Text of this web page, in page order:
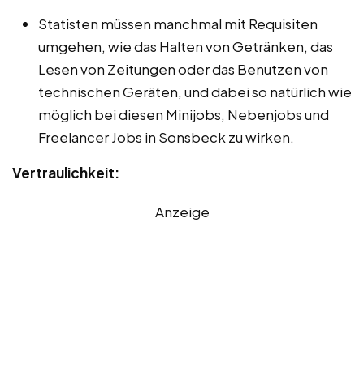
Statisten müssen manchmal mit Requisiten
umgehen, wie das Halten von Getränken, das
Lesen von Zeitungen oder das Benutzen von
technischen Geräten, und dabei so natürlich wie
möglich bei diesen Minijobs, Nebenjobs und
Freelancer Jobs in Sonsbeck zu wirken.
Vertraulichkeit:
Anzeige